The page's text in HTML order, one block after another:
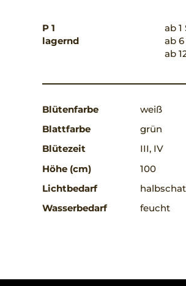
P 1
lagernd
ab 1
ab 6
ab
Blütenfarbe
weiß
Blattfarbe
grün
Blütezeit
III, IV
Höhe (cm)
100
Lichtbedarf
Wasserbedarf
feucht